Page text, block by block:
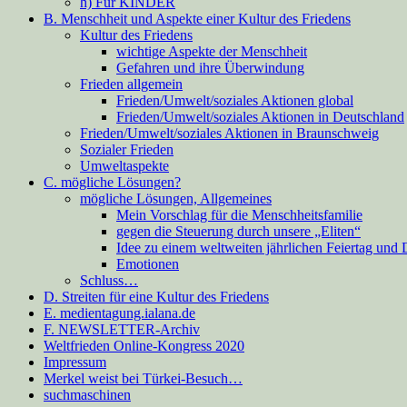
B. Menschheit und Aspekte einer Kultur des Friedens
Kultur des Friedens
wichtige Aspekte der Menschheit
Gefahren und ihre Überwindung
Frieden allgemein
Frieden/Umwelt/soziales Aktionen global
Frieden/Umwelt/soziales Aktionen in Deutschland
Frieden/Umwelt/soziales Aktionen in Braunschweig
Sozialer Frieden
Umweltaspekte
C. mögliche Lösungen?
mögliche Lösungen, Allgemeines
Mein Vorschlag für die Menschheitsfamilie
gegen die Steuerung durch unsere „Eliten“
Idee zu einem weltweiten jährlichen Feiertag und
Emotionen
Schluss…
D. Streiten für eine Kultur des Friedens
E. medientagung.ialana.de
F. NEWSLETTER-Archiv
Weltfrieden Online-Kongress 2020
Impressum
Merkel weist bei Türkei-Besuch…
suchmaschinen